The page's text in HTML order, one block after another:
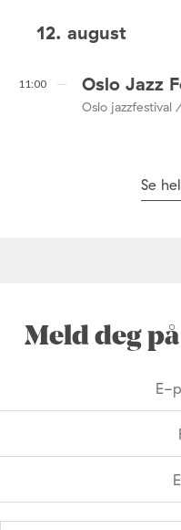
12. august
11:00 Oslo Jazz
Oslo jazzfestival
Se
Meld deg